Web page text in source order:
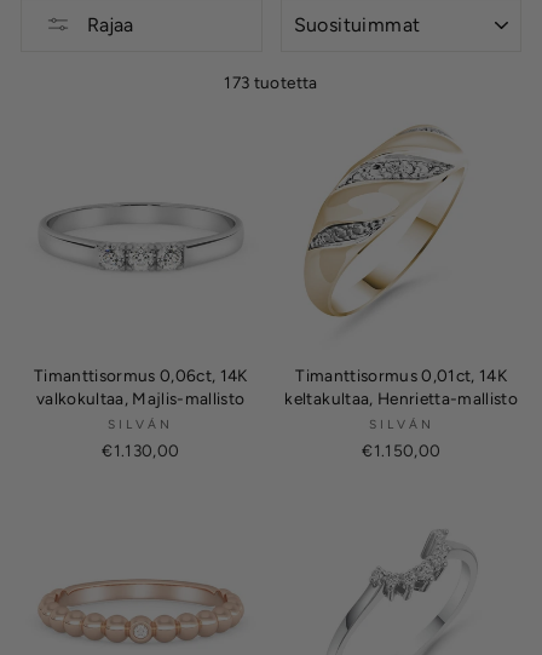
Rajaa
173 tuotetta
Timanttisormus 0,06ct, 14K
valkokultaa, Majlis-mallisto
SILVÁN
€1.130,00
Timanttisormus 0,01ct, 14K
keltakultaa, Henrietta-mallisto
SILVÁN
€1.150,00